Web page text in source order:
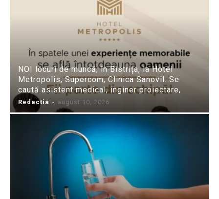
NOI locuri de muncă, în Bistrița, la Hotel
Metropolis, Supercom, Clinica Sanovil. Se
caută asistent medical, inginer proiectare,
Redactia - august 10, 2026